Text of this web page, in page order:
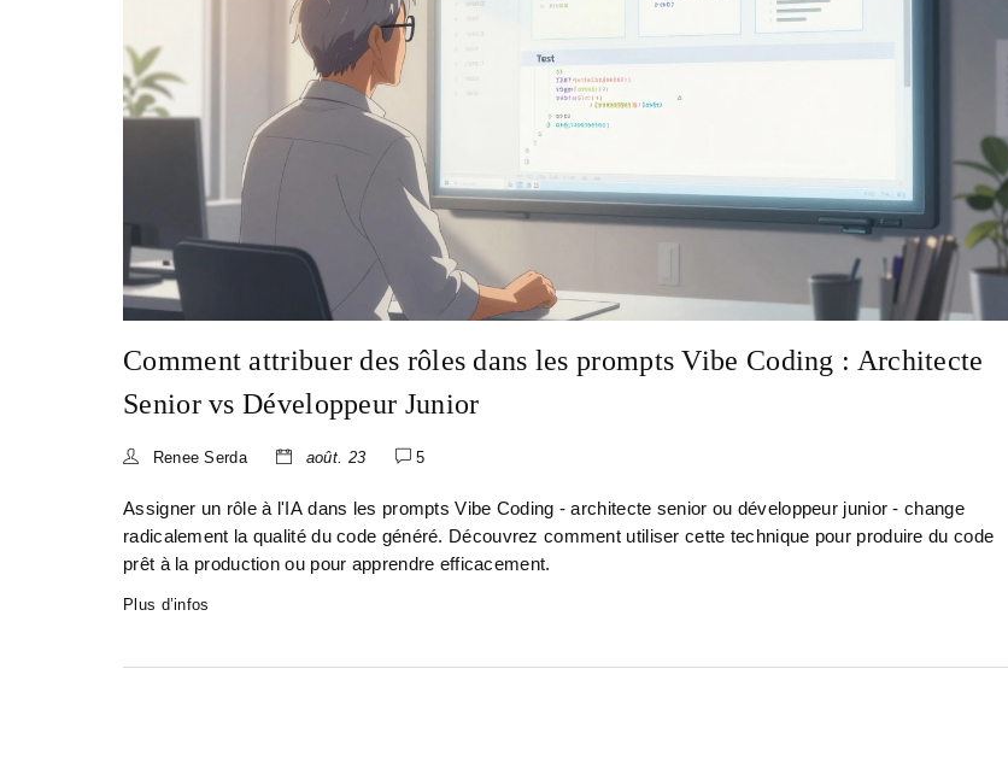
Comment attribuer des rôles dans les prompts Vibe Coding : Architecte
Senior vs Développeur Junior
Renee Serda août. 23 5
Assigner un rôle à l'IA dans les prompts Vibe Coding - architecte senior ou développeur junior - change
radicalement la qualité du code généré. Découvrez comment utiliser cette technique pour produire du code
prêt à la production ou pour apprendre efficacement.
Plus d’infos